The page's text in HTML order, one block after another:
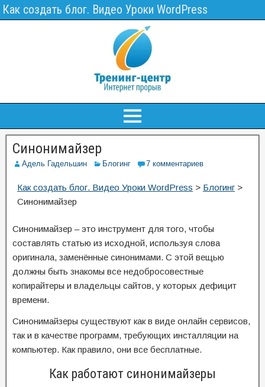
Как создать блог. Видео Уроки WordPress
Синонимайзер
Адель Гадельшин Блогинг 7 комментариев
Как создать блог. Видео Уроки WordPress > Блогинг >
Синонимайзер
Синонимайзер – это инструмент для того, чтобы
составлять статью из исходной, используя слова
оригинала, заменённые синонимами. С этой вещью
должны быть знакомы все недобросовестные
копирайтеры и владельцы сайтов, у которых дефицит
времени.
Синонимайзеры существуют как в виде онлайн сервисов,
так и в качестве программ, требующих инсталляции на
компьютер. Как правило, они все бесплатные.
Как работают синонимайзеры